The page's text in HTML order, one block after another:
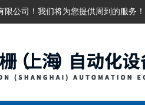
公司！我们将为您提供周到的服务！